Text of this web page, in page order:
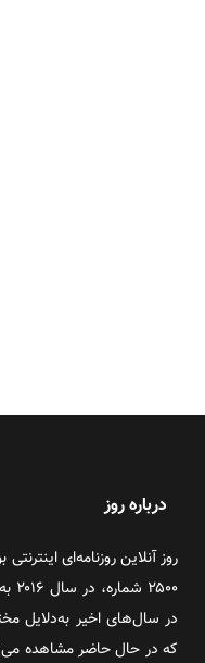
درباره روز
در سال‌های اخیر به‌دلایل
که در حال حاضر مشاهده